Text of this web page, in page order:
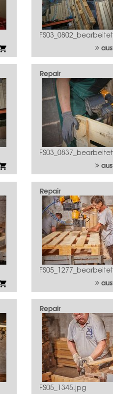
Repair
Repair
Repair
FS05_1345.jpg